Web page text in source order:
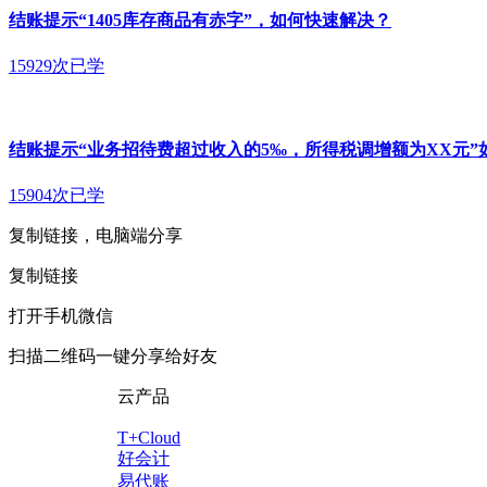
结账提示“1405库存商品有赤字”，如何快速解决？
15929次已学
结账提示“业务招待费超过收入的5‰，所得税调增额为XX元”
15904次已学
复制链接，电脑端分享
复制链接
打开手机微信
扫描二维码一键分享给好友
云产品
T+Cloud
好会计
易代账